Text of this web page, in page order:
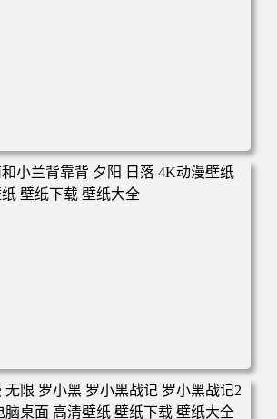
朱迪 狐狸尼克 疯狂动物城 秋叶 秋天森
桌面 高清壁纸 壁纸下载 壁纸大全
兰背靠背 夕阳 日落 4K动漫壁纸 电脑桌
载 壁纸大全